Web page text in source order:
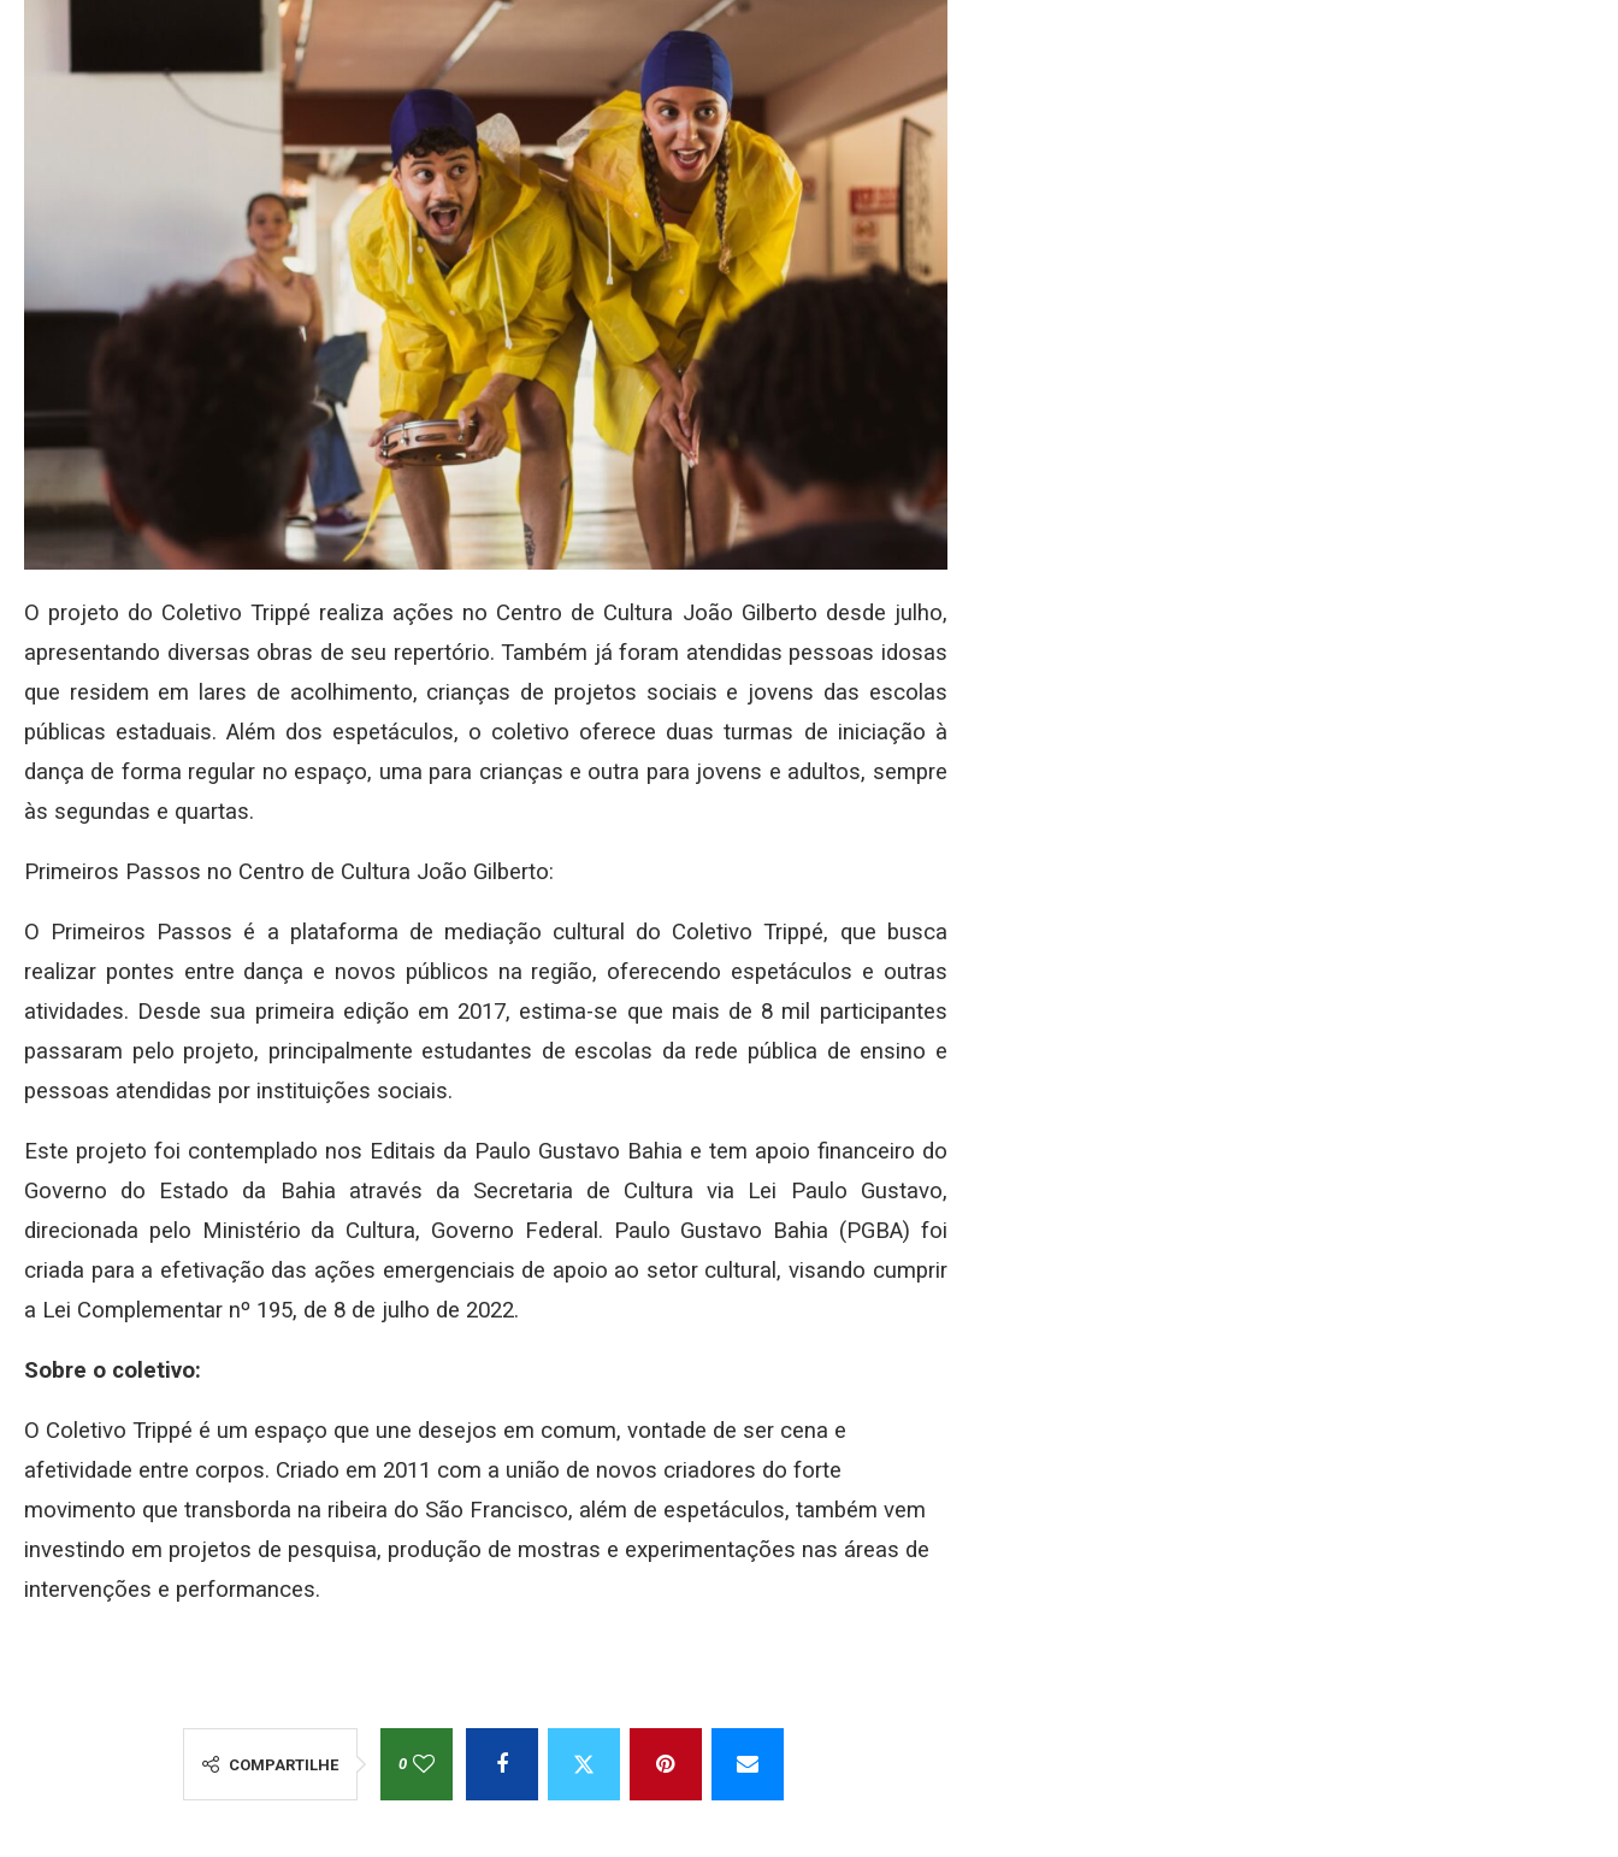
O projeto do Coletivo Trippé realiza ações no Centro de Cultura João Gilberto desde julho,
apresentando diversas obras de seu repertório. Também já foram atendidas pessoas idosas
que residem em lares de acolhimento, crianças de projetos sociais e jovens das escolas
públicas estaduais. Além dos espetáculos, o coletivo oferece duas turmas de iniciação à
dança de forma regular no espaço, uma para crianças e outra para jovens e adultos, sempre
às segundas e quartas.
Primeiros Passos no Centro de Cultura João Gilberto:
O Primeiros Passos é a plataforma de mediação cultural do Coletivo Trippé, que busca
realizar pontes entre dança e novos públicos na região, oferecendo espetáculos e outras
atividades. Desde sua primeira edição em 2017, estima-se que mais de 8 mil participantes
passaram pelo projeto, principalmente estudantes de escolas da rede pública de ensino e
pessoas atendidas por instituições sociais.
Este projeto foi contemplado nos Editais da Paulo Gustavo Bahia e tem apoio financeiro do
Governo do Estado da Bahia através da Secretaria de Cultura via Lei Paulo Gustavo,
direcionada pelo Ministério da Cultura, Governo Federal. Paulo Gustavo Bahia (PGBA) foi
criada para a efetivação das ações emergenciais de apoio ao setor cultural, visando cumprir
a Lei Complementar nº 195, de 8 de julho de 2022.
Sobre o coletivo:
O Coletivo Trippé é um espaço que une desejos em comum, vontade de ser cena e
afetividade entre corpos. Criado em 2011 com a união de novos criadores do forte
movimento que transborda na ribeira do São Francisco, além de espetáculos, também vem
investindo em projetos de pesquisa, produção de mostras e experimentações nas áreas de
intervenções e performances.
COMPARTILHE 0